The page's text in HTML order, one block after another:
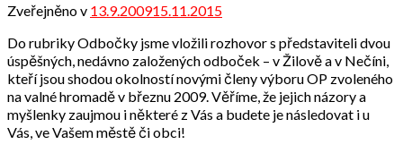
Zveřejněno v 13.9.200915.11.2015
Do rubriky Odbočky jsme vložili rozhovor s představiteli dvou
úspěšných, nedávno založených odboček – v Žilově a v Nečíni,
kteří jsou shodou okolností novými členy výboru OP zvoleného
na valné hromadě v březnu 2009. Věříme, že jejich názory a
myšlenky zaujmou i některé z Vás a budete je následovat i u
Vás, ve Vašem městě či obci!